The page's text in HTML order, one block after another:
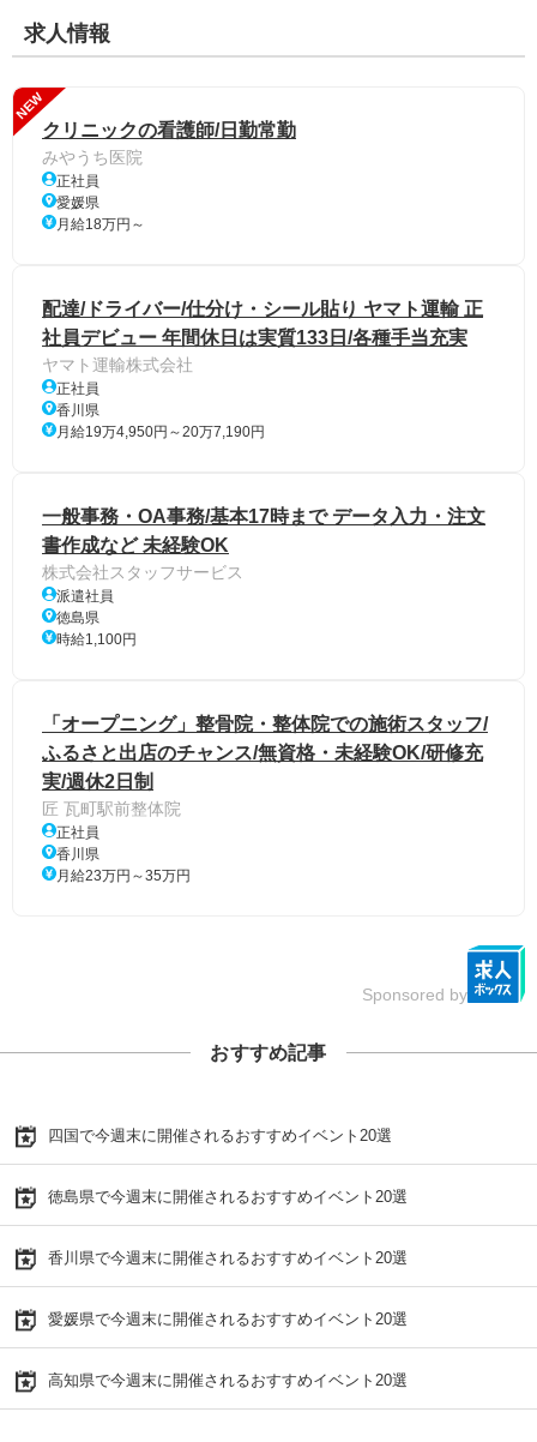
求人情報
NEW
クリニックの看護師/日勤常勤
みやうち医院
正社員
愛媛県
月給18万円～
配達/ドライバー/仕分け・シール貼り ヤマト運輸 正
社員デビュー 年間休日は実質133日/各種手当充実
ヤマト運輸株式会社
正社員
香川県
月給19万4,950円～20万7,190円
一般事務・OA事務/基本17時まで データ入力・注文
書作成など 未経験OK
株式会社スタッフサービス
派遣社員
徳島県
時給1,100円
「オープニング」整骨院・整体院での施術スタッフ/
ふるさと出店のチャンス/無資格・未経験OK/研修充
実/週休2日制
匠 瓦町駅前整体院
正社員
香川県
月給23万円～35万円
Sponsored by
おすすめ記事
四国で今週末に開催されるおすすめイベント20選
徳島県で今週末に開催されるおすすめイベント20選
香川県で今週末に開催されるおすすめイベント20選
愛媛県で今週末に開催されるおすすめイベント20選
高知県で今週末に開催されるおすすめイベント20選